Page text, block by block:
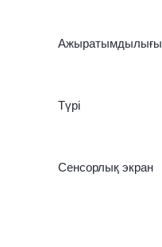
Ажыратымдылығы
Түрі
Сенсорлық экран